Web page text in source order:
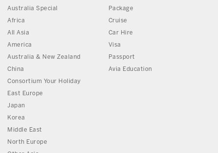
Australia Special
Africa
All Asia
America
Australia & New Zealand
China
Consortium Your Holiday
East Europe
Japan
Korea
Middle East
North Europe
Package
Cruise
Car Hire
Visa
Passport
Avia Education